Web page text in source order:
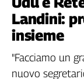
Filcams
Filctem
Fillea
Filt
Landini:
insieme
"Facciamo un
nuovo